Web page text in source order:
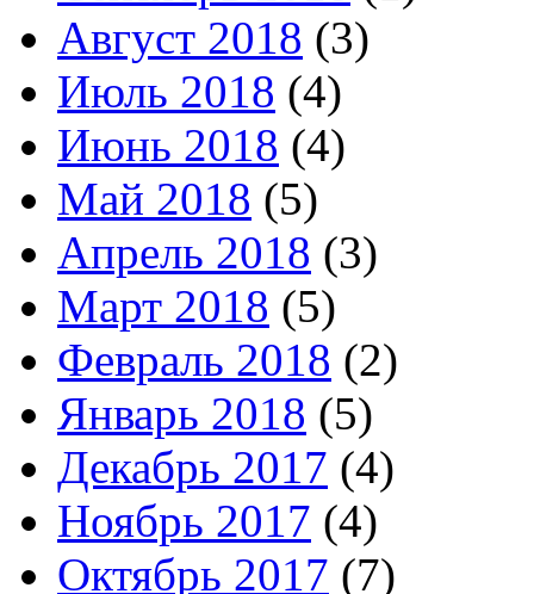
Август 2018 (3)
Июль 2018 (4)
Июнь 2018 (4)
Май 2018 (5)
Апрель 2018 (3)
Март 2018 (5)
Февраль 2018 (2)
Январь 2018 (5)
Декабрь 2017 (4)
Ноябрь 2017 (4)
Октябрь 2017 (7)